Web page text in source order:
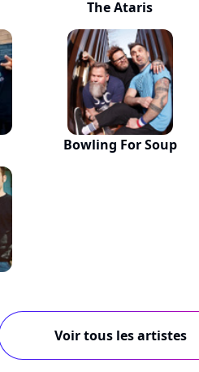
The Ataris
Bowling For Soup
Voir tous les artistes